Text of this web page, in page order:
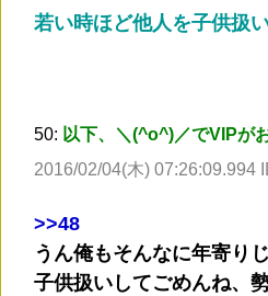
若い時ほど他人を子供扱
50: 以下、＼(^o^)／でVIPが
2016/02/04(木) 07:26:09.994
>>48
うん俺もそんなに年寄り
子供扱いしてごめんね、